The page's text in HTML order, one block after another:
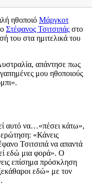
ηθοποιό Μάργκοτ
Στέφανος Τσιτσιπάς στο
του στα ημιτελικά του
απάντησε πως
μου ηθοποιούς
αυτό να…«πέσει κάτω»,
«Κάνεις
Τσιτσιπά να απαντά
εδώ μια φορά». Ο
επίσημα πρόσκληση
εδώ» με τον